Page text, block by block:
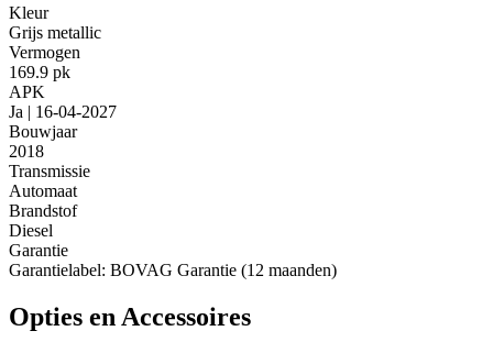
Kleur
Grijs metallic
Vermogen
169.9 pk
APK
Ja | 16-04-2027
Bouwjaar
2018
Transmissie
Automaat
Brandstof
Diesel
Garantie
Garantielabel: BOVAG Garantie (12 maanden)
Opties en Accessoires